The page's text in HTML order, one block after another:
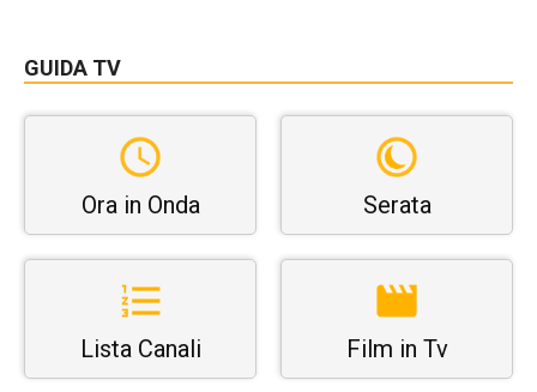
GUIDA TV
Ora in Onda Serata
Lista Canali Film in Tv